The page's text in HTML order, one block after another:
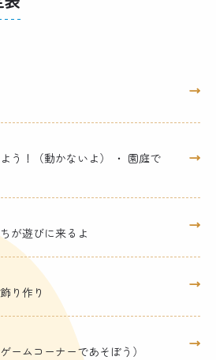
う！（動かないよ） ・ 園庭で
が遊びに来るよ
り作り
ームコーナーであそぼう）